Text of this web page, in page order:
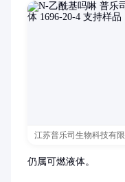
江苏普乐司生物科技有
仍属可燃液体。